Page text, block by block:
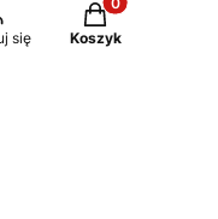
się
Produkty w
Koszyk